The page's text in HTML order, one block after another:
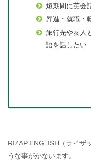
短期間に英会
昇進・就職・
旅行先や友人
語を話したい
RIZAP ENGLISH（ライザ
うな事がかないます。